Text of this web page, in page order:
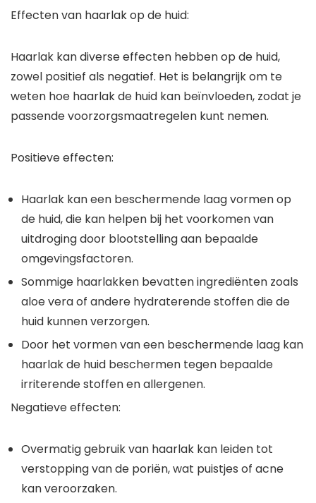
Effecten van haarlak op de huid:
Haarlak kan diverse effecten hebben op de huid,
zowel positief als negatief. Het is belangrijk om te
weten hoe haarlak de huid kan beïnvloeden, zodat je
passende voorzorgsmaatregelen kunt nemen.
Positieve effecten:
Haarlak kan een beschermende laag vormen op
de huid, die kan helpen bij het voorkomen van
uitdroging door blootstelling aan bepaalde
omgevingsfactoren.
Sommige haarlakken bevatten ingrediënten zoals
aloe vera of andere hydraterende stoffen die de
huid kunnen verzorgen.
Door het vormen van een beschermende laag kan
haarlak de huid beschermen tegen bepaalde
irriterende stoffen en allergenen.
Negatieve effecten:
Overmatig gebruik van haarlak kan leiden tot
verstopping van de poriën, wat puistjes of acne
kan veroorzaken.